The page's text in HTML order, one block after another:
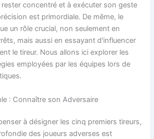
concentré et à exécuter son geste
est primordiale. De même, le
un rôle crucial, non seulement en
mais aussi en essayant d'influencer
le tireur. Nous allons ici explorer les
employées par les équipes lors de
: Connaître son Adversaire
à désigner les cinq premiers tireurs,
des joueurs adverses est